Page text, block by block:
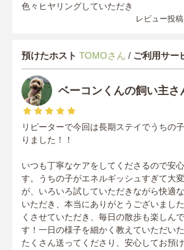
色々ヒヤリングしていただき
レビュー投
預けたホスト TOMOさん / ご利用サー
ベーコンくんの飼い主さ
リピーターで今回は長期ステイでうちの
りました！！
いつも丁寧なケアをしてくださるので安
す。うちの子がエネルギッシュすぎて大
が、いろいろ試していただきながら快適
いただき、本当にありがとうございまし
くさせていただき、毎日の散歩も楽しん
す！一日の様子を細かく教えていただい
たくさん送ってくださり、安心してお預